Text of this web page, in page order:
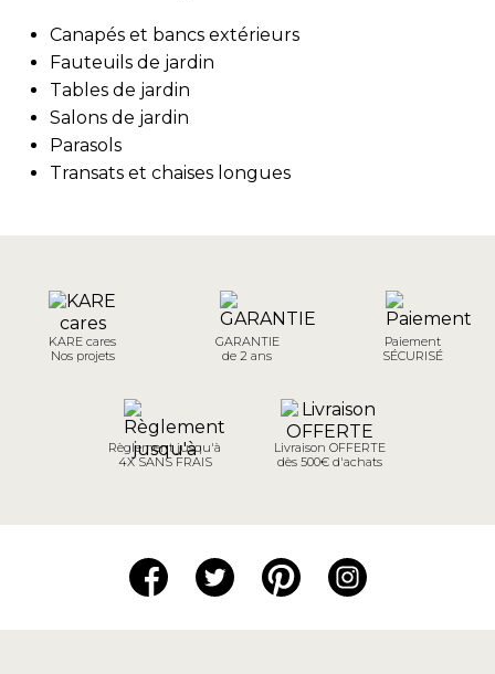
Canapés et bancs extérieurs
Fauteuils de jardin
Tables de jardin
Salons de jardin
Parasols
Transats et chaises longues
KARE cares
Nos projets
GARANTIE
de 2 ans
Paiement
SÉCURISÉ
Règlement jusqu'à
4X SANS FRAIS
Livraison OFFERTE
dès 500€ d'achats